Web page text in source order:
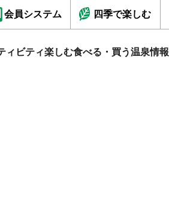
会員システム 四季で楽しむ
ィビティ楽しむ食べる・買う温泉情報